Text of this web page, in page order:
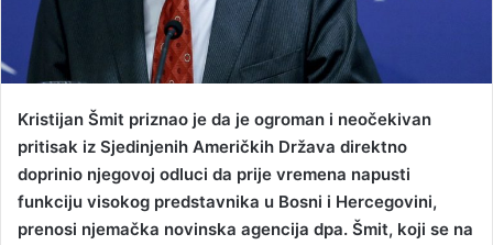
Kristijan Šmit priznao je da je ogroman i neočekivan
pritisak iz Sjedinjenih Američkih Država direktno
doprinio njegovoj odluci da prije vremena napusti
funkciju visokog predstavnika u Bosni i Hercegovini,
prenosi njemačka novinska agencija dpa. Šmit, koji se na